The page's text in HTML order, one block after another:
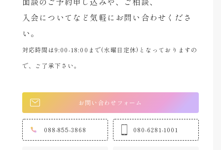
入会についてなど気軽にお問い合わせくださ
い。
対応時間は9:00-18:00まで(水曜日定休)となっておりますの
で、ご了承下さい。
お問い合わせフォーム
088-855-3868 080-6281-1001